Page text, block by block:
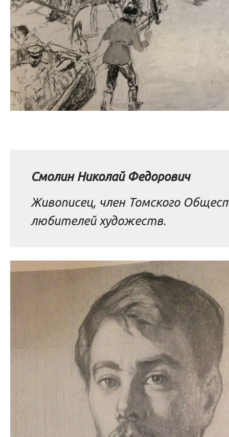
Смолин Николай Федорович
Живописец, член Томского
любителей художеств.